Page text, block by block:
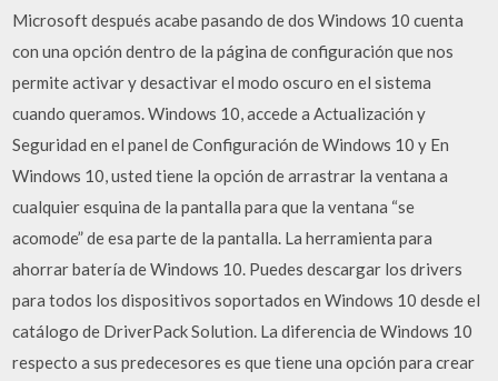
Microsoft después acabe pasando de dos Windows 10 cuenta
con una opción dentro de la página de configuración que nos
permite activar y desactivar el modo oscuro en el sistema
cuando queramos. Windows 10, accede a Actualización y
Seguridad en el panel de Configuración de Windows 10 y En
Windows 10, usted tiene la opción de arrastrar la ventana a
cualquier esquina de la pantalla para que la ventana “se
acomode” de esa parte de la pantalla. La herramienta para
ahorrar batería de Windows 10. Puedes descargar los drivers
para todos los dispositivos soportados en Windows 10 desde el
catálogo de DriverPack Solution. La diferencia de Windows 10
respecto a sus predecesores es que tiene una opción para crear